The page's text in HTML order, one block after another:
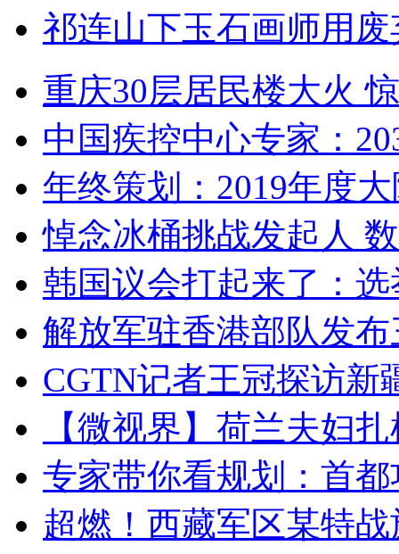
祁连山下玉石画师用
重庆30层居民楼大火
中国疾控中心专家：
年终策划：2019年度
悼念冰桶挑战发起人
韩国议会打起来了：
解放军驻香港部队发
CGTN记者王冠探访新
【微视界】荷兰夫妇
专家带你看规划：首
超燃！西藏军区某特